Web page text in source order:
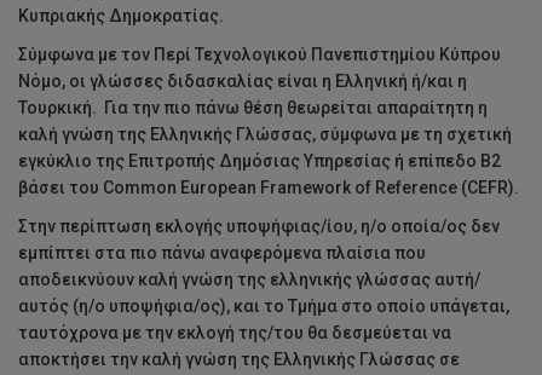
Κυπριακής Δημοκρατίας.
Σύμφωνα με τον Περί Τεχνολογικού Πανεπιστημίου Κύπρου
Νόμο, οι γλώσσες διδασκαλίας είναι η Ελληνική ή/και η
Τουρκική. Για την πιο πάνω θέση θεωρείται απαραίτητη η
καλή γνώση της Ελληνικής Γλώσσας, σύμφωνα με τη σχετική
εγκύκλιο της Επιτροπής Δημόσιας Υπηρεσίας ή επίπεδο Β2
βάσει του Common European Framework of Reference (CEFR).
Στην περίπτωση εκλογής υποψήφιας/ίου, η/ο οποία/ος δεν
εμπίπτει στα πιο πάνω αναφερόμενα πλαίσια που
αποδεικνύουν καλή γνώση της ελληνικής γλώσσας αυτή/
αυτός (η/ο υποψήφια/ος), και το Τμήμα στο οποίο υπάγεται,
ταυτόχρονα με την εκλογή της/του θα δεσμεύεται να
αποκτήσει την καλή γνώση της Ελληνικής Γλώσσας σε